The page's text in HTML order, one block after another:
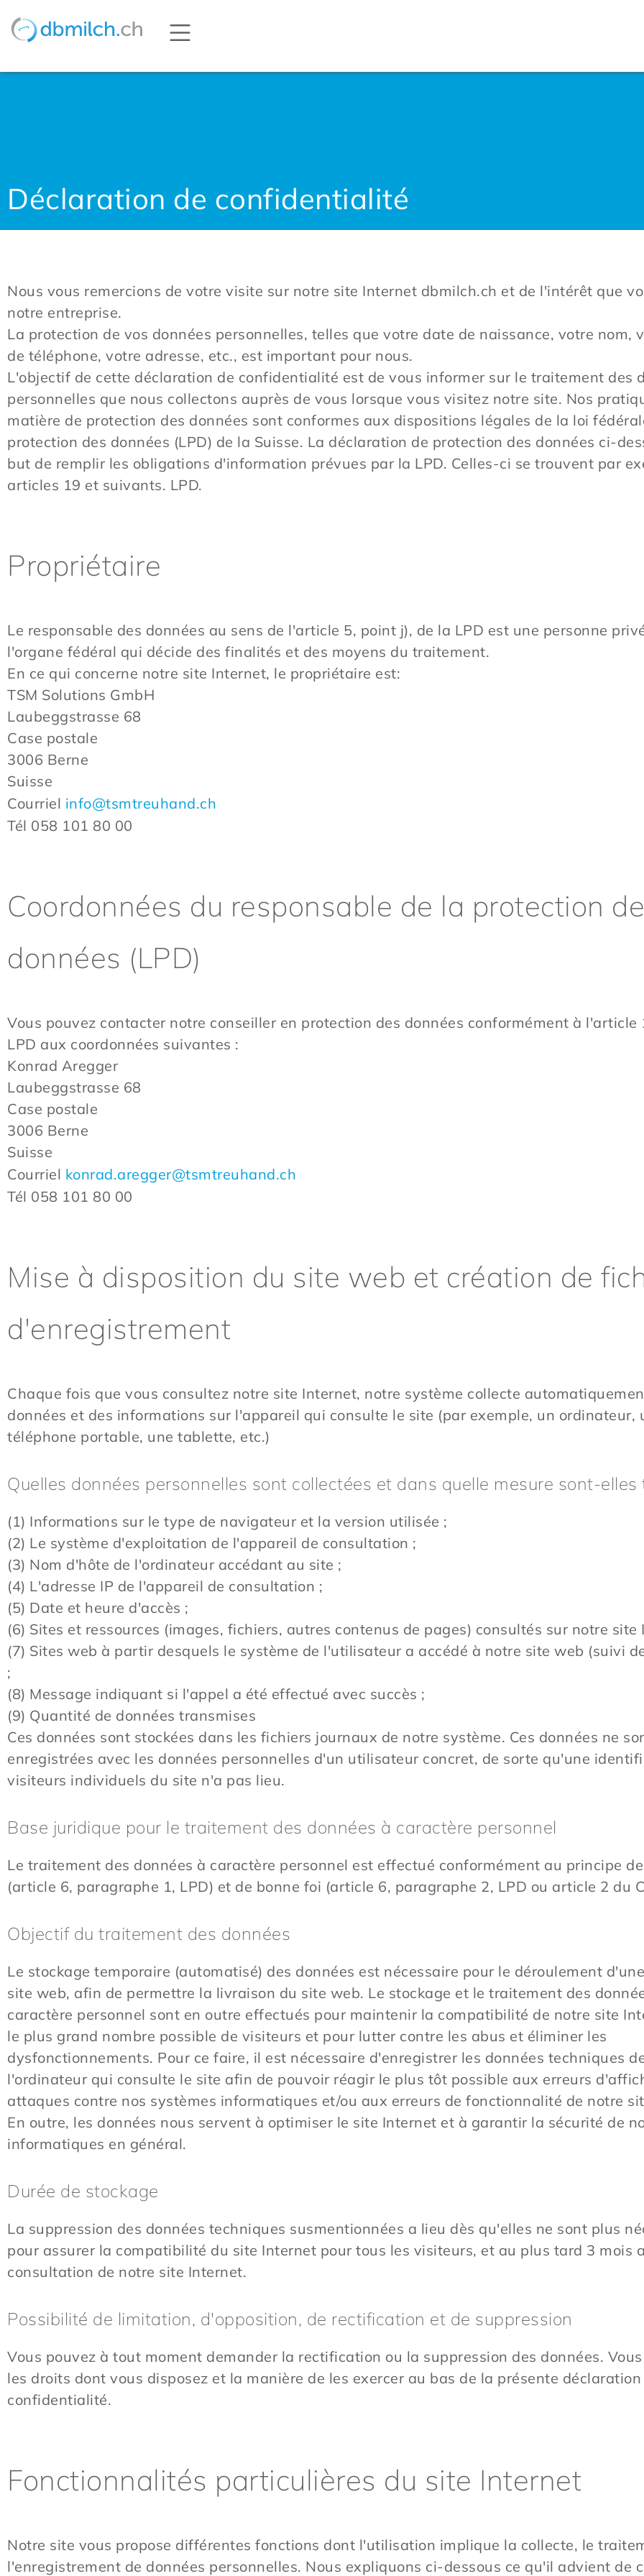
Déclaration de confidentialité
Nous vous remercions de votre visite sur notre site Internet dbmilch.ch et de l'intérêt que
notre entreprise.
La protection de vos données personnelles, telles que votre date de naissance, votre nom,
de téléphone, votre adresse, etc., est important pour nous.
L'objectif de cette déclaration de confidentialité est de vous informer sur le traitement des
personnelles que nous collectons auprès de vous lorsque vous visitez notre site. Nos
matière de protection des données sont conformes aux dispositions légales de la loi
protection des données (LPD) de la Suisse. La déclaration de protection des données ci-
but de remplir les obligations d'information prévues par la LPD. Celles-ci se trouvent par
articles 19 et suivants. LPD.
Propriétaire
Le responsable des données au sens de l'article 5, point j), de la LPD est une personne
l'organe fédéral qui décide des finalités et des moyens du traitement.
En ce qui concerne notre site Internet, le propriétaire est:
TSM Solutions GmbH
Laubeggstrasse 68
Case postale
3006 Berne
Suisse
Courriel info@tsmtreuhand.ch
Tél 058 101 80 00
Coordonnées du responsable de la protection
données (LPD)
Vous pouvez contacter notre conseiller en protection des données conformément à l'article
LPD aux coordonnées suivantes :
Konrad Aregger
Laubeggstrasse 68
Case postale
3006 Berne
Suisse
Courriel konrad.aregger@tsmtreuhand.ch
Tél 058 101 80 00
Mise à disposition du site web et création de
d'enregistrement
Chaque fois que vous consultez notre site Internet, notre système collecte
données et des informations sur l'appareil qui consulte le site (par exemple, un ordinateur,
téléphone portable, une tablette, etc.)
Quelles données personnelles sont collectées et dans quelle mesure sont-elles
(1) Informations sur le type de navigateur et la version utilisée ;
(2) Le système d'exploitation de l'appareil de consultation ;
(3) Nom d'hôte de l'ordinateur accédant au site ;
(4) L'adresse IP de l'appareil de consultation ;
(5) Date et heure d'accès ;
(6) Sites et ressources (images, fichiers, autres contenus de pages) consultés sur notre site
(7) Sites web à partir desquels le système de l'utilisateur a accédé à notre site web (suivi
;
(8) Message indiquant si l'appel a été effectué avec succès ;
(9) Quantité de données transmises
Ces données sont stockées dans les fichiers journaux de notre système. Ces données ne
enregistrées avec les données personnelles d'un utilisateur concret, de sorte qu'une
visiteurs individuels du site n'a pas lieu.
Base juridique pour le traitement des données à caractère personnel
Le traitement des données à caractère personnel est effectué conformément au principe
(article 6, paragraphe 1, LPD) et de bonne foi (article 6, paragraphe 2, LPD ou article 2 du
Objectif du traitement des données
Le stockage temporaire (automatisé) des données est nécessaire pour le déroulement
site web, afin de permettre la livraison du site web. Le stockage et le traitement des
caractère personnel sont en outre effectués pour maintenir la compatibilité de notre site
le plus grand nombre possible de visiteurs et pour lutter contre les abus et éliminer les
dysfonctionnements. Pour ce faire, il est nécessaire d'enregistrer les données techniques
l'ordinateur qui consulte le site afin de pouvoir réagir le plus tôt possible aux erreurs
attaques contre nos systèmes informatiques et/ou aux erreurs de fonctionnalité de notre
En outre, les données nous servent à optimiser le site Internet et à garantir la sécurité de
informatiques en général.
Durée de stockage
La suppression des données techniques susmentionnées a lieu dès qu'elles ne sont plus
pour assurer la compatibilité du site Internet pour tous les visiteurs, et au plus tard 3 mois
consultation de notre site Internet.
Possibilité de limitation, d'opposition, de rectification et de suppression
Vous pouvez à tout moment demander la rectification ou la suppression des données.
les droits dont vous disposez et la manière de les exercer au bas de la présente
confidentialité.
Fonctionnalités particulières du site Internet
Notre site vous propose différentes fonctions dont l'utilisation implique la collecte, le
l'enregistrement de données personnelles. Nous expliquons ci-dessous ce qu'il advient de